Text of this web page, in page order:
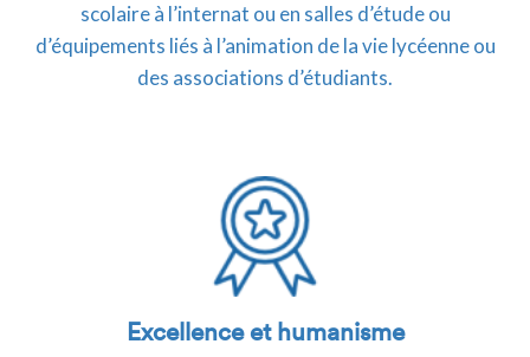
scolaire à l’internat ou en salles d’étude ou
d’équipements liés à l’animation de la vie lycéenne ou
des associations d’étudiants.
Excellence et humanisme